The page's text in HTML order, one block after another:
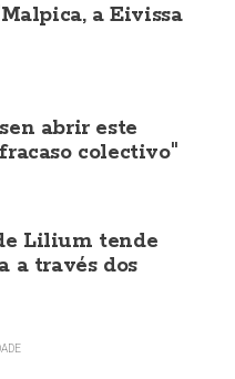
a Eivissa
abrir este
colectivo"
Lilium tende
a través dos